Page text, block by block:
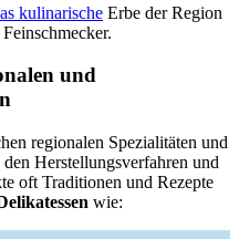
kulinarische Erbe der Region
und
regionalen Spezialitäten und
Herstellungsverfahren und
oft Traditionen und Rezepte
wie: